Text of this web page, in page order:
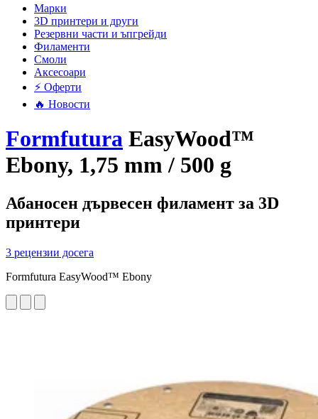
Mарки
3D принтери и други
Резервни части и ъпгрейди
Филаменти
Смоли
Аксесоари
⚡ Оферти
🔥 Новости
Formfutura EasyWood™
Ebony, 1,75 mm / 500 g
Абаносен дървесен филамент за 3D
принтери
3 рецензии досега
Formfutura EasyWood™ Ebony